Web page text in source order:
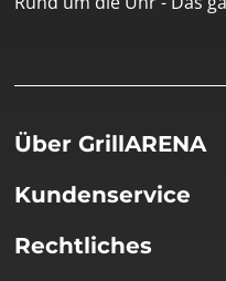
Über GrillARENA
Kundenservice
Rechtliches